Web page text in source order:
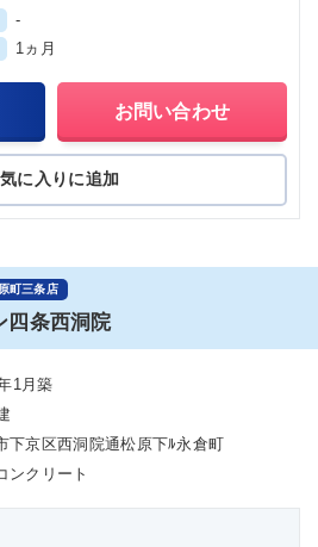
-
1ヵ月
お問い合わせ
に入りに追加
町三条店
四条西洞院
1月築
下京区西洞院通松原下ﾙ永倉町
ンクリート